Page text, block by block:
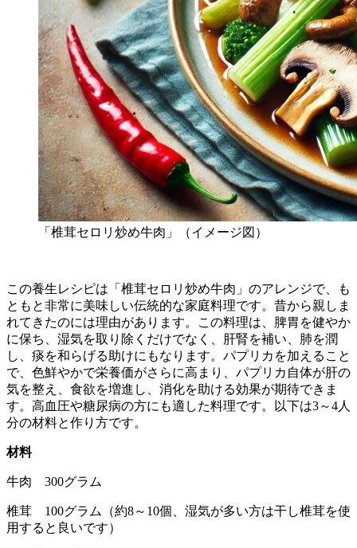
「椎茸セロリ炒め牛肉」（イメージ図）
この養生レシピは「椎茸セロリ炒め牛肉」のアレンジで、も
ともと非常に美味しい伝統的な家庭料理です。昔から親しま
れてきたのには理由があります。この料理は、脾胃を健やか
に保ち、湿気を取り除くだけでなく、肝腎を補い、肺を潤
し、痰を和らげる助けにもなります。パプリカを加えること
で、色鮮やかで栄養価がさらに高まり、パプリカ自体が肝の
気を整え、食欲を増進し、消化を助ける効果が期待できま
す。高血圧や糖尿病の方にも適した料理です。以下は3～4人
分の材料と作り方です。
材料
牛肉 300グラム
椎茸 100グラム（約8～10個、湿気が多い方は干し椎茸を使
用すると良いです）